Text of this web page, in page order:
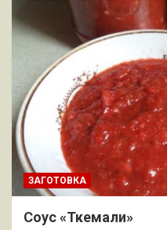
ЗАГОТОВКА
Соус «Ткемали»